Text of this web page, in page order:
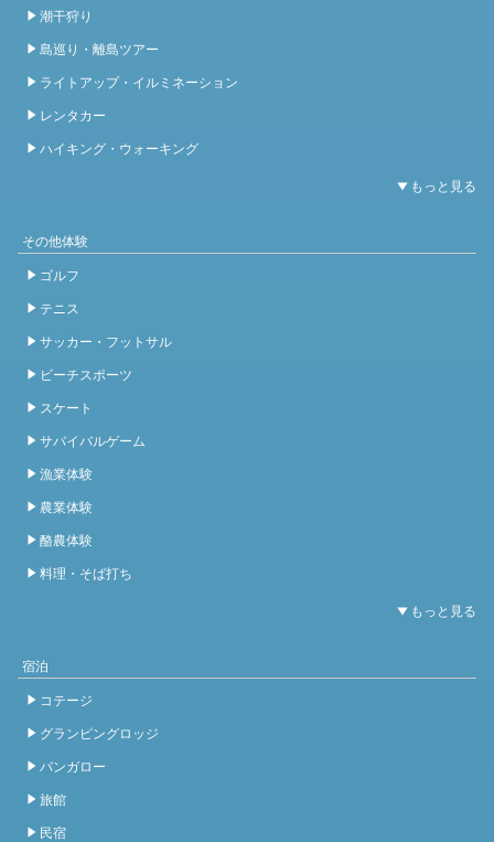
潮干狩り
島巡り・離島ツアー
ライトアップ・イルミネーション
レンタカー
ハイキング・ウォーキング
その他体験
ゴルフ
テニス
サッカー・フットサル
ビーチスポーツ
スケート
サバイバルゲーム
漁業体験
農業体験
酪農体験
料理・そば打ち
宿泊
コテージ
グランピングロッジ
バンガロー
旅館
民宿